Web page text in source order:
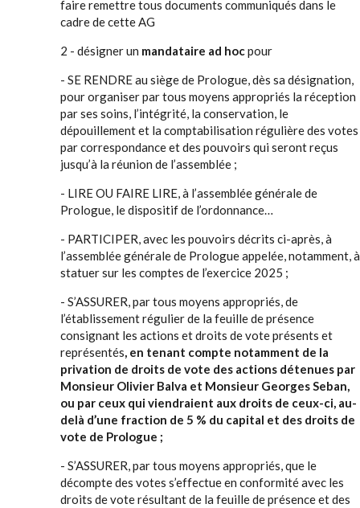
faire remettre tous documents communiqués dans le
cadre de cette AG
2 - désigner un mandataire ad hocpour
- SE RENDRE au siège de Prologue, dès sa désignation,
pour organiser par tous moyens appropriés la réception
par ses soins, l’intégrité, la conservation, le
dépouillement et la comptabilisation régulière des votes
par correspondance et des pouvoirs qui seront reçus
jusqu’à la réunion de l’assemblée ;
- LIRE OU FAIRE LIRE, à l’assemblée générale de
Prologue, le dispositif de l’ordonnance…
- PARTICIPER, avec les pouvoirs décrits ci-après, à
l’assemblée générale de Prologue appelée, notamment, à
statuer sur les comptes de l’exercice 2025 ;
- S’ASSURER, par tous moyens appropriés, de
l’établissement régulier de la feuille de présence
consignant les actions et droits de vote présents et
représentés, en tenant compte notamment de la
privation de droits de vote des actions détenues par
Monsieur Olivier Balva et Monsieur Georges Seban,
ou par ceux qui viendraient aux droits de ceux-ci, au-
delà d’une fraction de 5 % du capital et des droits de
vote de Prologue ;
- S’ASSURER, par tous moyens appropriés, que le
décompte des votes s’effectue en conformité avec les
droits de vote résultant de la feuille de présence et des